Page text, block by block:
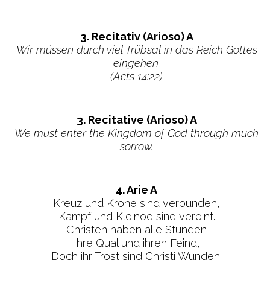
3. Recitativ (Arioso) A
Wir müssen durch viel Trübsal in das Reich Gottes
eingehen.
(Acts 14:22)
3. Recitative (Arioso) A
We must enter the Kingdom of God through much
sorrow.
4. Arie A
Kreuz und Krone sind verbunden,
Kampf und Kleinod sind vereint.
Christen haben alle Stunden
Ihre Qual und ihren Feind,
Doch ihr Trost sind Christi Wunden.